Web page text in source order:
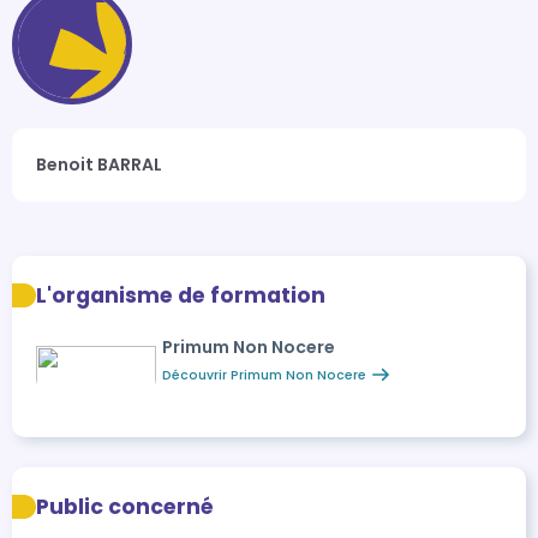
Benoit BARRAL
L'organisme de formation
Primum Non Nocere
Découvrir Primum Non Nocere
Public concerné